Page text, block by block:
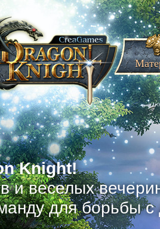
Knight!
и веселых
для борьбы